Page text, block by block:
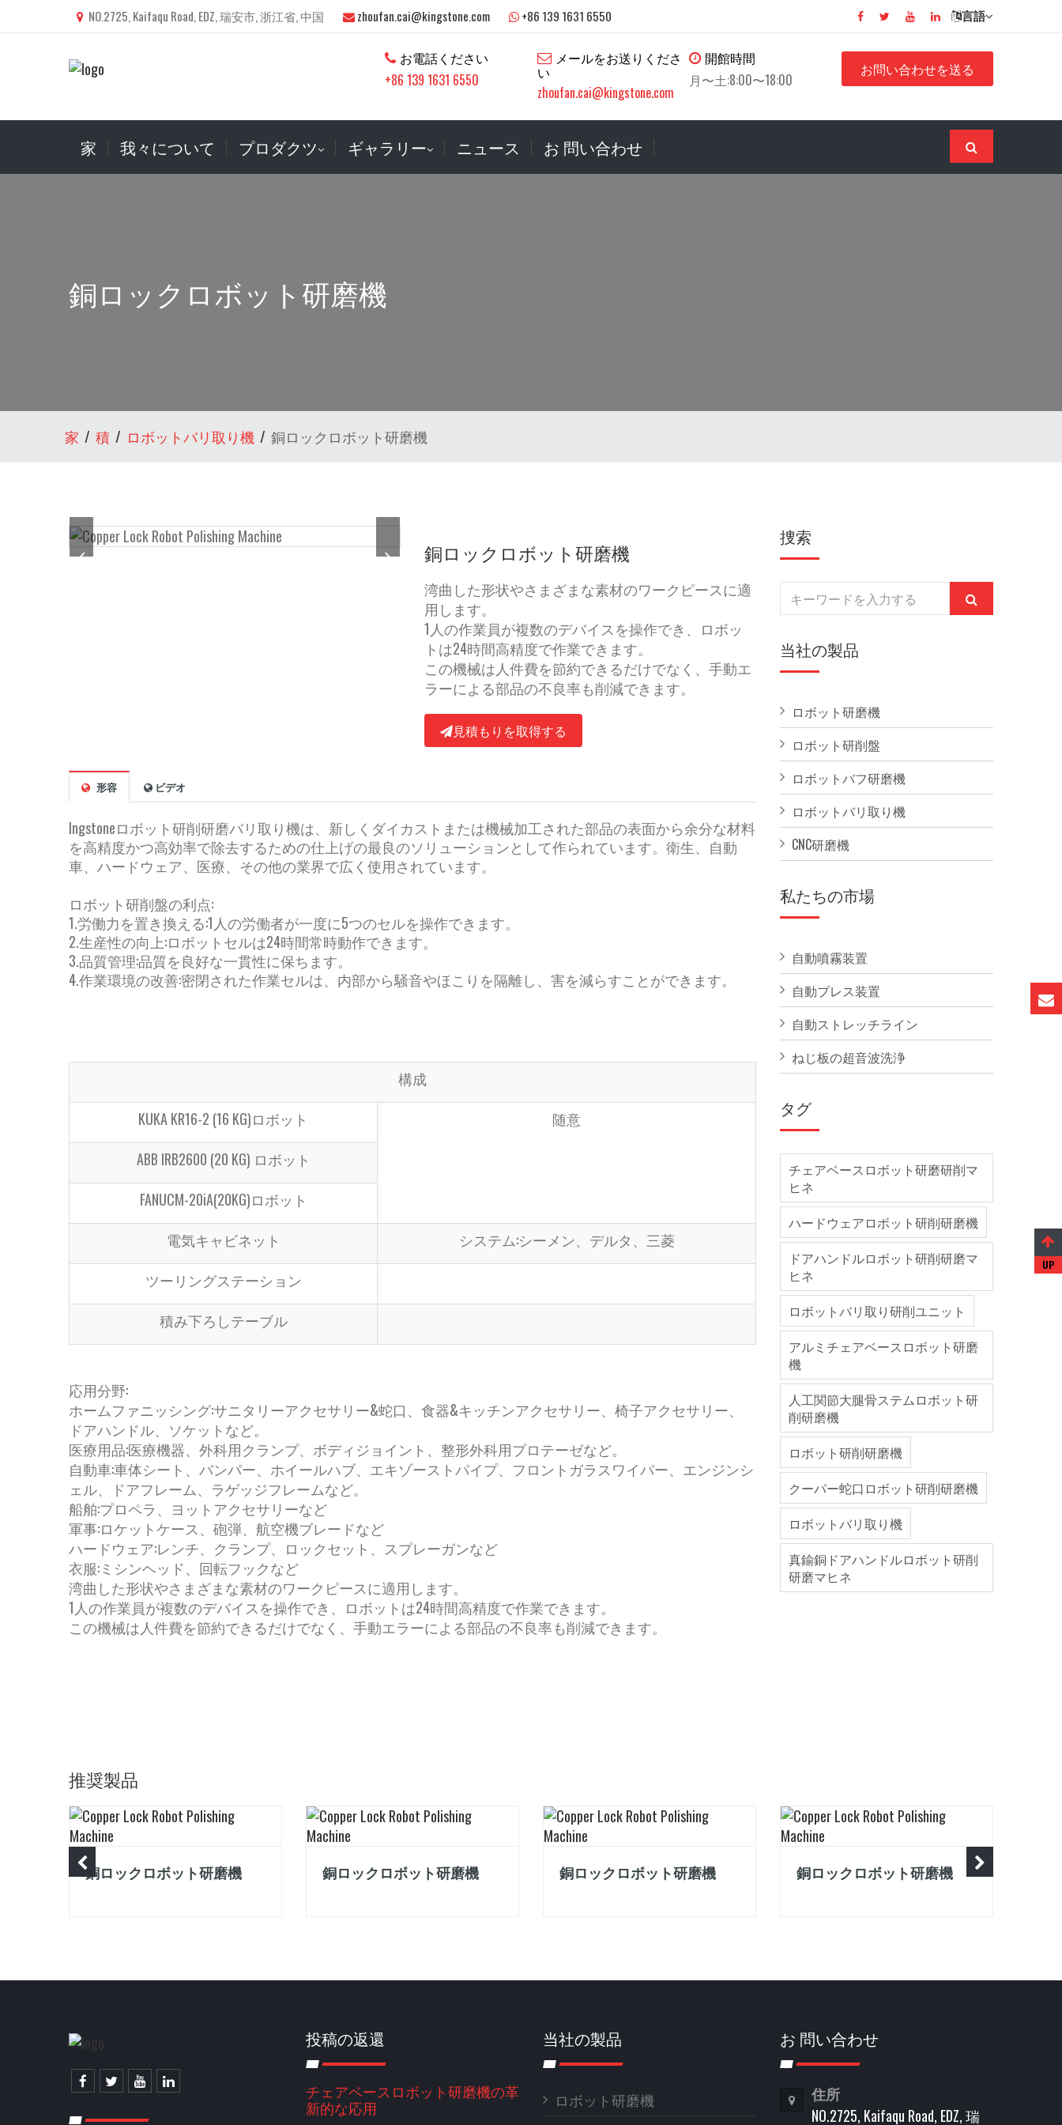
NO.2725, Kaifaqu Road, EDZ, 瑞安市, 浙江省, 中国 zhoufan.cai@kingstone.com +86 139 1631 6550 言語
お電話ください
+86 139 1631 6550
メールをお送りくださ
い
zhoufan.cai@kingstone.com
開館時間
月〜土:8:00〜18:00
お問い合わせを送る
家 我々について プロダクツ ギャラリー ニュース お 問い合わせ
銅ロックロボット研磨機
家 積 ロボットバリ取り機 銅ロックロボット研磨機
銅ロックロボット研磨機
湾曲した形状やさまざまな素材のワークピースに適
用します。
1人の作業員が複数のデバイスを操作でき、ロボッ
トは24時間高精度で作業できます。
この機械は人件費を節約できるだけでなく、手動エ
ラーによる部品の不良率も削減できます。
見積もりを取得する
形容 ビデオ
Ingstoneロボット研削研磨バリ取り機は、新しくダイカストまたは機械加工された部品の表面から余分な材料
を高精度かつ高効率で除去するための仕上げの最良のソリューションとして作られています。衛生、自動
車、ハードウェア、医療、その他の業界で広く使用されています。
ロボット研削盤の利点:
1.労働力を置き換える:1人の労働者が一度に5つのセルを操作できます。
2.生産性の向上:ロボットセルは24時間常時動作できます。
3.品質管理:品質を良好な一貫性に保ちます。
4.作業環境の改善:密閉された作業セルは、内部から騒音やほこりを隔離し、害を減らすことができます。
構成
KUKA KR16-2 (16 KG)ロボット
随意
ABB IRB2600 (20 KG) ロボット
FANUCM-20iA(20KG)ロボット
電気キャビネット
システム:シーメン、デルタ、三菱
ツーリングステーション
積み下ろしテーブル
応用分野:
ホームファニッシング:サニタリーアクセサリー&蛇口、食器&キッチンアクセサリー、椅子アクセサリー、
ドアハンドル、ソケットなど。
医療用品:医療機器、外科用クランプ、ボディジョイント、整形外科用プロテーゼなど。
自動車:車体シート、バンパー、ホイールハブ、エキゾーストパイプ、フロントガラスワイパー、エンジンシ
ェル、ドアフレーム、ラゲッジフレームなど。
船舶:プロペラ、ヨットアクセサリーなど
軍事:ロケットケース、砲弾、航空機ブレードなど
ハードウェア:レンチ、クランプ、ロックセット、スプレーガンなど
衣服:ミシンヘッド、回転フックなど
湾曲した形状やさまざまな素材のワークピースに適用します。
1人の作業員が複数のデバイスを操作でき、ロボットは24時間高精度で作業できます。
この機械は人件費を節約できるだけでなく、手動エラーによる部品の不良率も削減できます。
捜索
当社の製品
ロボット研磨機
ロボット研削盤
ロボットバフ研磨機
ロボットバリ取り機
CNC研磨機
私たちの市場
自動噴霧装置
自動プレス装置
自動ストレッチライン
ねじ板の超音波洗浄
タグ
チェアベースロボット研磨研削マ
ヒネ
ハードウェアロボット研削研磨機
ドアハンドルロボット研削研磨マ
ヒネ
ロボットバリ取り研削ユニット
アルミチェアベースロボット研磨
機
人工関節大腿骨ステムロボット研
削研磨機
ロボット研削研磨機
クーパー蛇口ロボット研削研磨機
ロボットバリ取り機
真鍮銅ドアハンドルロボット研削
研磨マヒネ
推奨製品
銅ロックロボット研磨機 銅ロックロボット研磨機 銅ロックロボット研磨機 銅ロックロボット研磨機
投稿の返還
チェアベースロボット研磨機の革
新的な応用
当社の製品
ロボット研磨機
お 問い合わせ
住所
NO.2725, Kaifaqu Road, EDZ, 瑞